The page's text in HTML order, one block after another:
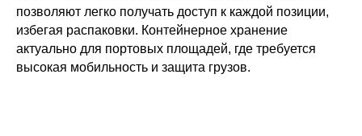
позволяют легко получать доступ к каждой позиции,
избегая распаковки. Контейнерное хранение
актуально для портовых площадей, где требуется
высокая мобильность и защита грузов.